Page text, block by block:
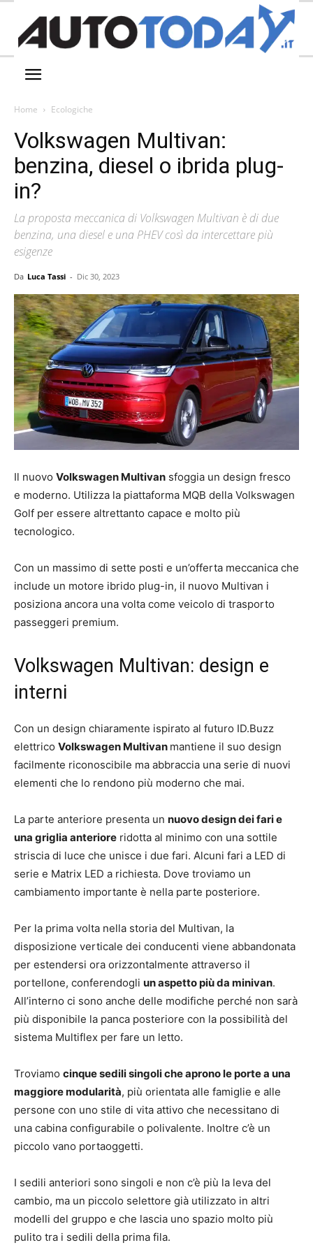
Home Ecologiche
Volkswagen Multivan:
benzina, diesel o ibrida plug-
in?
La proposta meccanica di Volkswagen Multivan è di due
benzina, una diesel e una PHEV così da intercettare più
esigenze
Da Luca Tassi - Dic 30, 2023
Il nuovo Volkswagen Multivan sfoggia un design fresco
e moderno. Utilizza la piattaforma MQB della Volkswagen
Golf per essere altrettanto capace e molto più
tecnologico.
Con un massimo di sette posti e un’offerta meccanica che
include un motore ibrido plug-in, il nuovo Multivan i
posiziona ancora una volta come veicolo di trasporto
passeggeri premium.
Volkswagen Multivan: design e
interni
Con un design chiaramente ispirato al futuro ID.Buzz
elettrico Volkswagen Multivan mantiene il suo design
facilmente riconoscibile ma abbraccia una serie di nuovi
elementi che lo rendono più moderno che mai.
La parte anteriore presenta un nuovo design dei fari e
una griglia anteriore ridotta al minimo con una sottile
striscia di luce che unisce i due fari. Alcuni fari a LED di
serie e Matrix LED a richiesta. Dove troviamo un
cambiamento importante è nella parte posteriore.
Per la prima volta nella storia del Multivan, la
disposizione verticale dei conducenti viene abbandonata
per estendersi ora orizzontalmente attraverso il
portellone, conferendogli un aspetto più da minivan.
All’interno ci sono anche delle modifiche perché non sarà
più disponibile la panca posteriore con la possibilità del
sistema Multiflex per fare un letto.
Troviamo cinque sedili singoli che aprono le porte a una
maggiore modularità, più orientata alle famiglie e alle
persone con uno stile di vita attivo che necessitano di
una cabina configurabile o polivalente. Inoltre c’è un
piccolo vano portaoggetti.
I sedili anteriori sono singoli e non c’è più la leva del
cambio, ma un piccolo selettore già utilizzato in altri
modelli del gruppo e che lascia uno spazio molto più
pulito tra i sedili della prima fila.